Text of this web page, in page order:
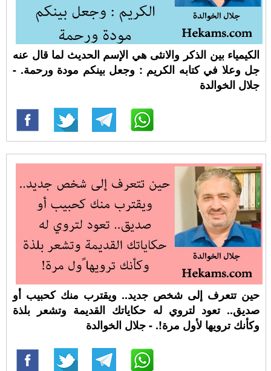
الكيمياء بين الذكر والانثى هي اﻹسم الحديث لما قال عنه
جل وعلا في كتابه الكريم : وجعل بينكم مودة ورحمة. -
جلال الخوالدة
حين تتعرف إلى شخص جديد.. ويقترب منك كحبيب أو
صديق.. تعود لتروي له حكاياتك القديمة وتشعر بلذة
وكأنك ترويها ﻷول مرة!. - جلال الخوالدة